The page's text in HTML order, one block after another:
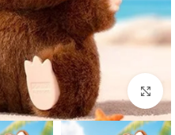
انقر للتكبير